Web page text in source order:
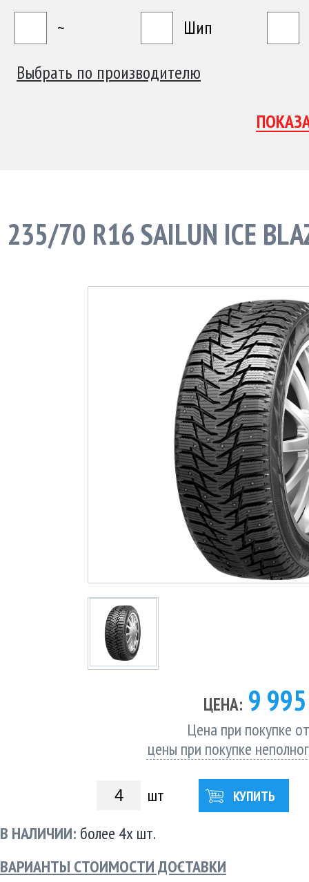
~
Шип
Выбрать по производителю
235/70 R16 SAILUN ICE
ЦЕНА: 9
Цена при покупке
цены при покупке
шт КУПИТЬ
В НАЛИЧИИ: более 4х шт.
ВАРИАНТЫ СТОИМОСТИ ДОСТАВКИ